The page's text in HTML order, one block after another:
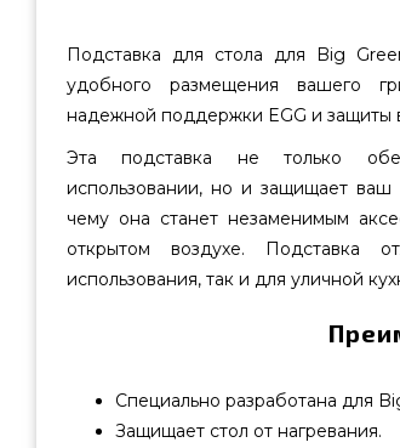
Подставка для стола для Big
удобного размещения вашего
надежной поддержки EGG и защиты
Эта подставка не только
использовании, но и защищает ваш
чему она станет незаменимым
открытом воздухе. Подставка
использования, так и для уличной
Специально разработана для
Защищает стол от нагревания.